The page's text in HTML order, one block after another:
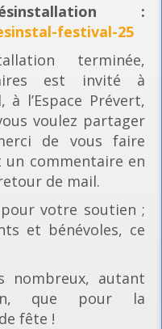
:
festival-25
terminée,
est invité à
l’Espace Prévert,
voulez partager
de vous faire
commentaire en
de mail.
pour votre soutien ;
et bénévoles, ce
nombreux, autant
que pour la
fête !